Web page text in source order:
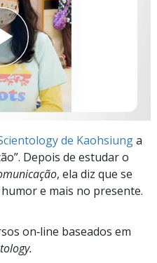
de Kaohsiunga
Depois de estudar o
, ela diz que se
e mais no presente.
on‑line baseados em